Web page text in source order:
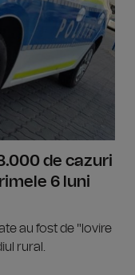
de cazuri
6 luni
au fost de "lovire
rural.